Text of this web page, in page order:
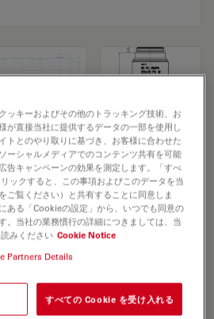
HC PL IRAPO
the perfect solution. Explore
Objective Finder, compare
and find the best fit for
ッキーおよびその他のトラッキング技術、お
が直接当社に提供するデータの一部を使用し
トとのやり取りに基づき、お客様に合わせた
ーシャルメディアでのコンテンツ共有を可能
告キャンペーンの効果を測定します。「すべ
ックすると、この事項およびこのデータを当
ご覧ください）と共有することに同意しま
ある「Cookieの設定」から、いつでも同意の
。当社の業務慣行の詳細につきましては、当
みください Cookie Notice
Partners Details
すべての Cookie を受け入れる